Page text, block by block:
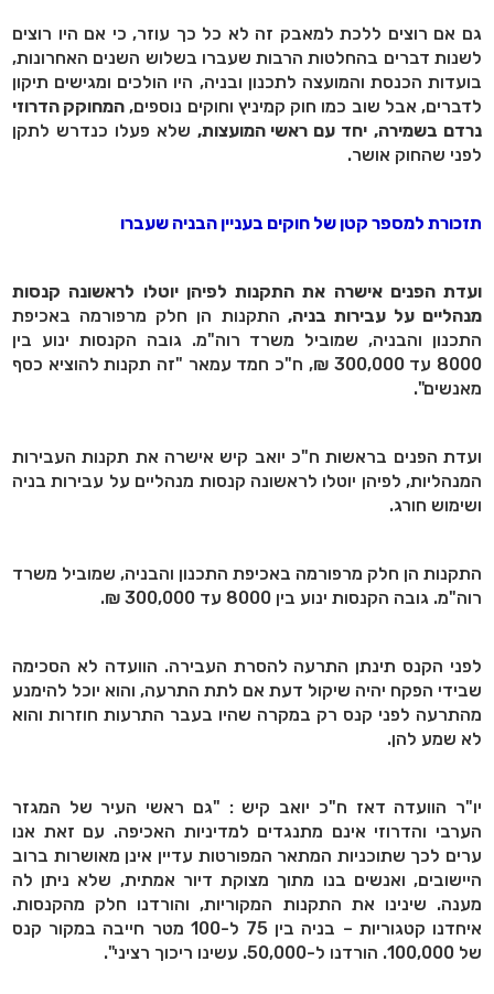
גם אם רוצים ללכת למאבק זה לא כל כך עוזר, כי אם היו רוצים
לשנות דברים בהחלטות הרבות שעברו בשלוש השנים האחרונות,
בועדות הכנסת והמועצה לתכנון ובניה, היו הולכים ומגישים תיקון
לדברים, אבל שוב כמו חוק קמיניץ וחוקים נוספים,המחוקק הדרוזי
נרדם בשמירה, יחד עם ראשי המועצות,שלא פעלו כנדרש לתקן
לפני שהחוק אושר.
תזכורת למספר קטן של חוקים בעניין הבניה שעברו
ועדת הפנים אישרה את התקנות לפיהן יוטלו לראשונה קנסות
מנהליים על עבירות בניה,התקנות הן חלק מרפורמה באכיפת
התכנון והבניה, שמוביל משרד רוה"מ. גובה הקנסות ינוע בין
8000 עד 300,000 ₪, ח"כ חמד עמאר "זה תקנות להוציא כסף
מאנשים".
ועדת הפנים בראשות ח"כ יואב קיש אישרה את תקנות העבירות
המנהליות, לפיהן יוטלו לראשונה קנסות מנהליים על עבירות בניה
ושימוש חורג.
התקנות הן חלק מרפורמה באכיפת התכנון והבניה, שמוביל משרד
רוה"מ. גובה הקנסות ינוע בין 8000 עד 300,000 ₪.
לפני הקנס תינתן התרעה להסרת העבירה. הוועדה לא הסכימה
שבידי הפקח יהיה שיקול דעת אם לתת התרעה, והוא יוכל להימנע
מהתרעה לפני קנס רק במקרה שהיו בעבר התרעות חוזרות והוא
לא שמע להן.
יו"ר הוועדה דאז ח"כ יואב קיש : "גם ראשי העיר של המגזר
הערבי והדרוזי אינם מתנגדים למדיניות האכיפה. עם זאת אנו
ערים לכך שתוכניות המתאר המפורטות עדיין אינן מאושרות ברוב
היישובים, ואנשים בנו מתוך מצוקת דיור אמתית, שלא ניתן לה
מענה. שינינו את התקנות המקוריות, והורדנו חלק מהקנסות.
איחדנו קטגוריות – בניה בין 75 ל-100 מטר חייבה במקור קנס
של 100,000. הורדנו ל-50,000. עשינו ריכוך רציני".